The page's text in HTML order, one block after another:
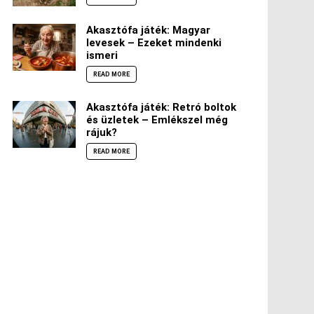
Akasztófa játék: Magyar
levesek – Ezeket mindenki
ismeri
READ MORE
Akasztófa játék: Retró boltok
és üzletek – Emlékszel még
rájuk?
READ MORE